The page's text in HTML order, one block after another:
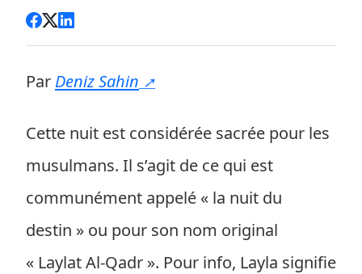
Par Deniz Sahin
Cette nuit est considérée sacrée pour les
musulmans. Il s’agit de ce qui est
communément appelé « la nuit du
destin » ou pour son nom original
« Laylat Al-Qadr ». Pour info, Layla signifie